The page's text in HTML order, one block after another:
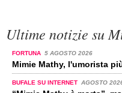
Ultime notizie su
FORTUNA 5 AGOSTO 2026
Mimie Mathy, l'umorista
BUFALE SU INTERNET AGOSTO